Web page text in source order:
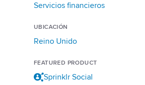
Servicios financieros
UBICACIÓN
Reino Unido
FEATURED PRODUCT
Sprinklr Social